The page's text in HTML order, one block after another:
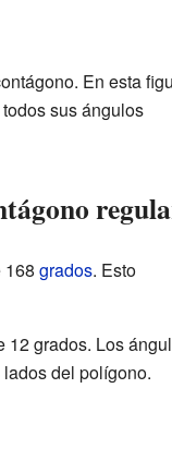
En esta
sus ángulos
168 grados. Esto
12 grados. Los
del polígono.